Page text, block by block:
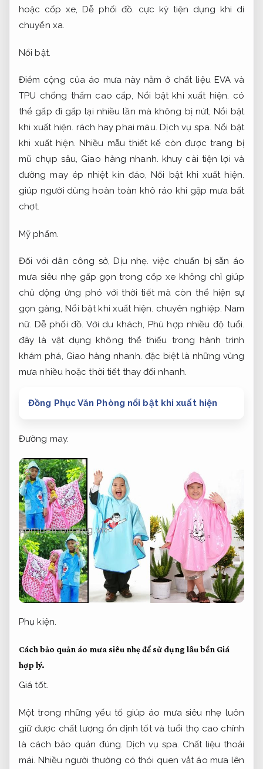
hoặc cốp xe, Dễ phối đồ. cực kỳ tiện dụng khi di
chuyển xa.
Nổi bật.
Điểm cộng của áo mưa này nằm ở chất liệu EVA và
TPU chống thấm cao cấp, Nổi bật khi xuất hiện. có
thể gấp đi gấp lại nhiều lần mà không bị nứt,Nổi bật
khi xuất hiện. rách hay phai màu.Dịch vụ spa. Nổi bật
khi xuất hiện. Nhiều mẫu thiết kế còn được trang bị
mũ chụp sâu, Giao hàng nhanh. khuy cài tiện lợi và
đường may ép nhiệt kín đáo,Nổi bật khi xuất hiện.
giúp người dùng hoàn toàn khô ráo khi gặp mưa bất
chợt.
Mỹ phẩm.
Đối với dân công sở,Dịu nhẹ. việc chuẩn bị sẵn áo
mưa siêu nhẹ gấp gọn trong cốp xe không chỉ giúp
chủ động ứng phó với thời tiết mà còn thể hiện sự
gọn gàng,Nổi bật khi xuất hiện. chuyên nghiệp. Nam
nữ. Dễ phối đồ. Với du khách, Phù hợp nhiều độ tuổi.
đây là vật dụng không thể thiếu trong hành trình
khám phá, Giao hàng nhanh. đặc biệt là những vùng
mưa nhiều hoặc thời tiết thay đổi nhanh.
Đồng Phục Văn Phòng nổi bật khi xuất hiện
Đường may.
Phụ kiện.
Cách bảo quản áo mưa siêu nhẹ để sử dụng lâu bền Giá
hợp lý.
Giá tốt.
Một trong những yếu tố giúp áo mưa siêu nhẹ luôn
giữ được chất lượng ổn định tốt và tuổi thọ cao chính
là cách bảo quản đúng. Dịch vụ spa. Chất liệu thoải
mái. Nhiều người thường có thói quen vắt áo mưa lên